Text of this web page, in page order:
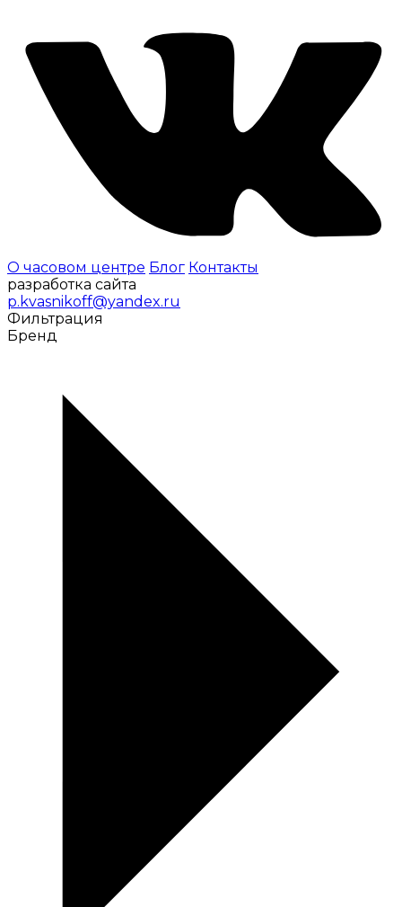
О часовом центре Блог Контакты
разработка сайта
p.kvasnikoff@yandex.ru
Фильтрация
Бренд